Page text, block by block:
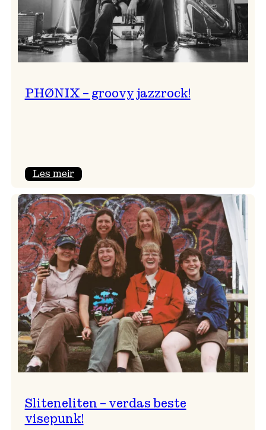
PHØNIX – groovy jazzrock!
Les meir:
–
groovy
jazzrock!
Sliteneliten – verdas beste
visepunk!